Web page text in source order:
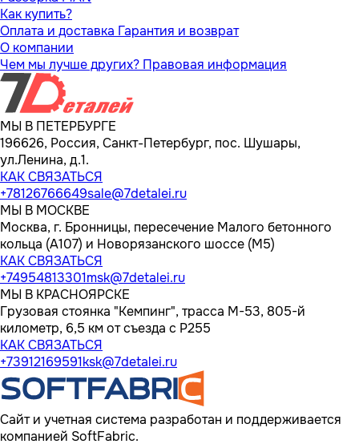
Как купить?
Оплата и доставка Гарантия и возврат
О компании
Чем мы лучше других? Правовая информация
МЫ В ПЕТЕРБУРГЕ
196626, Россия, Санкт-Петербург, пос. Шушары,
ул.Ленина, д.1.
КАК СВЯЗАТЬСЯ
+78126766649sale@7detalei.ru
МЫ В МОСКВЕ
Москва, г. Бронницы, пересечение Малого бетонного
кольца (А107) и Новорязанского шоссе (М5)
КАК СВЯЗАТЬСЯ
+74954813301msk@7detalei.ru
МЫ В КРАСНОЯРСКЕ
Грузовая стоянка "Кемпинг", трасса M-53, 805-й
километр, 6,5 км от съезда с Р255
КАК СВЯЗАТЬСЯ
+73912169591ksk@7detalei.ru
Сайт и учетная система разработан и поддерживается
компанией SoftFabric.